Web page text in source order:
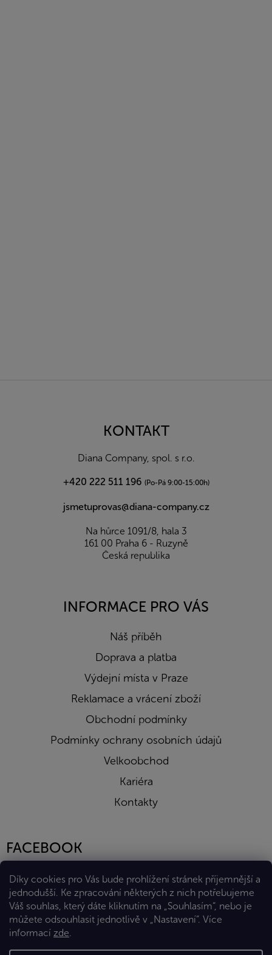
Díky cookies pro Vás bude prohlížení stránek příjemnější a
jednodušší. Ke zpracování některých z nich potřebujeme
Váš souhlas, který dáte kliknutím na „Souhlasím“, nebo je
můžete odsouhlasit jednotlivě v „Nastavení“. Více
informací zde.
KONTAKT
Diana Company, spol. s r.o.
+420 222 511 196 (Po-Pá 9:00-15:00h)
jsmetuprovas@diana-company.cz
Na hůrce 1091/8, hala 3
161 00 Praha 6 - Ruzyně
Česká republika
INFORMACE PRO VÁS
Náš příběh
Doprava a platba
Výdejní místa v Praze
Reklamace a vrácení zboží
Obchodní podmínky
Podmínky ochrany osobních údajů
Velkoobchod
Kariéra
Kontakty
FACEBOOK